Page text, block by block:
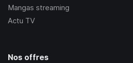
Mangas streaming
Actu TV
Nos offres